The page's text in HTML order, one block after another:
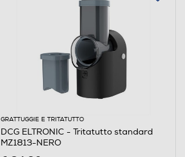
GRATTUGGIE E TRITATUTTO
DCG ELTRONIC - Tritatutto standard
MZ1813-NERO